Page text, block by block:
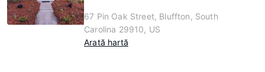
67 Pin Oak Street, Bluffton, South
Carolina 29910, US
Arată hartă